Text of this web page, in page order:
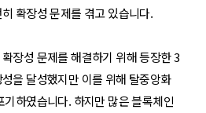
확장성 문제를 겪고 있습니다.
장성 문제를 해결하기 위해 등장한 3
을 달성했지만 이를 위해 탈중앙화
하였습니다. 하지만 많은 블록체인